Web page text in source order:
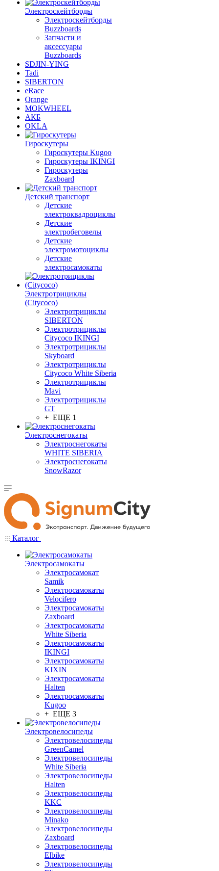
Электроскейтборды
Электроскейтборды
Buzzboards
Запчасти и
аксессуары
Buzzboards
SDJIN-YING
Tadi
SIBERTON
eRace
Qrange
MOKWHEEL
АКБ
OKLA
Гироскутеры
Гироскутеры Kugoo
Гироскутеры IKINGI
Гироскутеры
Zaxboard
Детский транспорт
Детские
электроквадроциклы
Детские
электробеговелы
Детские
электромотоциклы
Детские
электросамокаты
Электротрициклы
(Citycoco)
Электротрициклы
SIBERTON
Электротрициклы
Citycoco IKINGI
Электротрициклы
Skyboard
Электротрициклы
Citycoco White Siberia
Электротрициклы
Mavi
Электротрициклы
GT
+ ЕЩЕ 1
Электроснегокаты
Электроснегокаты
WHITE SIBERIA
Электроснегокаты
SnowRazor
Каталог
Электросамокаты
Электросамокат
Samik
Электросамокаты
Velocifero
Электросамокаты
Zaxboard
Электросамокаты
White Siberia
Электросамокаты
IKINGI
Электросамокаты
KIXIN
Электросамокаты
Halten
Электросамокаты
Kugoo
+ ЕЩЕ 3
Электровелосипеды
Электровелосипеды
GreenCamel
Электровелосипеды
White Siberia
Электровелосипеды
Halten
Электровелосипеды
KKC
Электровелосипеды
Minako
Электровелосипеды
Zaxboard
Электровелосипеды
Elbike
Электровелосипеды